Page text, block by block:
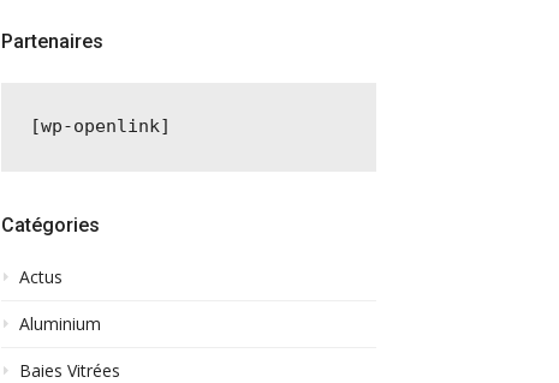
Partenaires
[wp-openlink]
Catégories
Actus
Aluminium
Baies Vitrées